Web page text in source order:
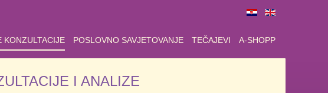
KONZULTACIJE POSLOVNO SAVJETOVANJE TEČAJEVI A-SHOPP
I ANALIZE